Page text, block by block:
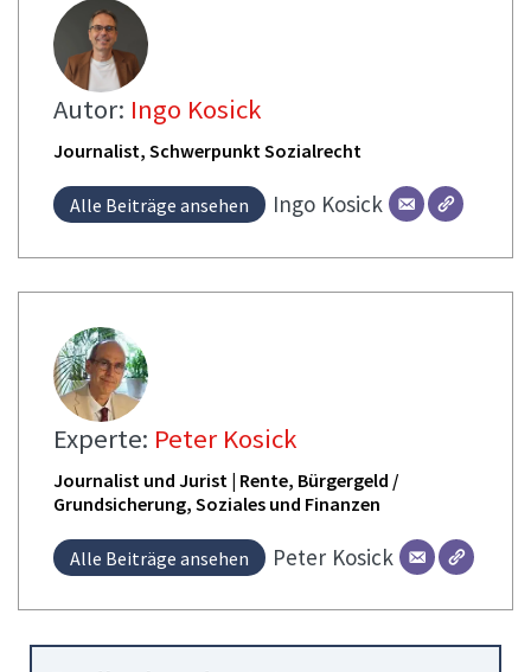
Autor: Ingo Kosick
Journalist, Schwerpunkt Sozialrecht
Alle Beiträge ansehen Ingo Kosick
Experte: Peter Kosick
Journalist und Jurist | Rente, Bürgergeld /
Grundsicherung, Soziales und Finanzen
Alle Beiträge ansehen Peter Kosick